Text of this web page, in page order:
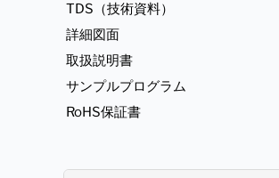
TDS（技術資料）
詳細図面
取扱説明書
サンプルプログラム
RoHS保証書